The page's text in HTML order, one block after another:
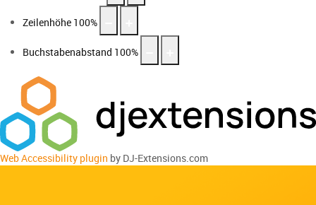
Zeilenhöhe 100%
Buchstabenabstand 100%
Web Accessibility plugin by DJ-Extensions.com